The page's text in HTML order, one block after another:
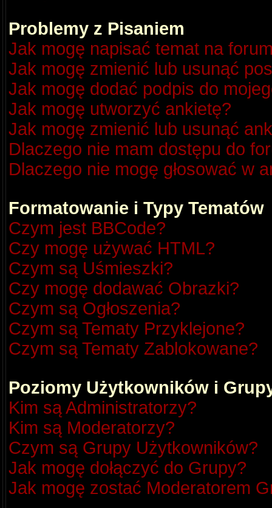
Problemy z Pisaniem
Jak mogę napisać temat na
Jak mogę zmienić lub usunąć
Jak mogę dodać podpis do
Jak mogę utworzyć ankietę?
Jak mogę zmienić lub usunąć
Dlaczego nie mam dostępu do
Dlaczego nie mogę głosować w
Formatowanie i Typy Tematów
Czym jest BBCode?
Czy mogę używać HTML?
Czym są Uśmieszki?
Czy mogę dodawać Obrazki?
Czym są Ogłoszenia?
Czym są Tematy Przyklejone?
Czym są Tematy Zablokowane?
Poziomy Użytkowników i
Kim są Administratorzy?
Kim są Moderatorzy?
Czym są Grupy Użytkowników?
Jak mogę dołączyć do Grupy?
Jak mogę zostać Moderatorem